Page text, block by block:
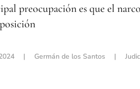
preocupación es que el
| Germán de los Santos |